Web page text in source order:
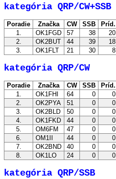
kategória QRP/CW+SSB
Poradie Značka CW SSB Príd.
1.
OK1FGD 57 38 20
2.
OK2BUT 44 39 18
3.
OK1FLT 21 30 8
kategória QRP/CW
Poradie Značka CW SSB Príd.
1.
OK1FHI 64 0 0
2.
OK2PYA 51 0 0
3.
OK2BLD 50 0 0
4.
OK1FKD 44 0 0
5.
OM6FM 47 0 0
6.
OM1II 44 0 0
7.
OK2BND 40 0 0
8.
OK1LO 24 0 0
kategória QRP/SSB